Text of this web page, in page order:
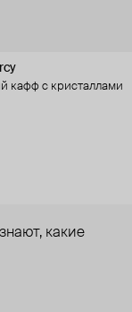
кафф с кристаллами
какие